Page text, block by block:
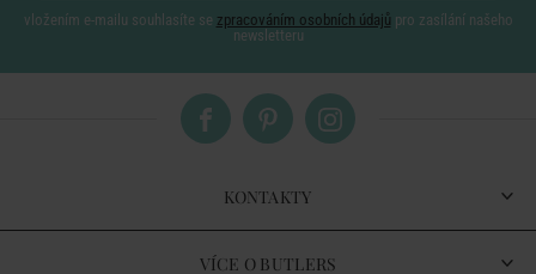
vložením e-mailu souhlasíte se zpracováním osobních údajů pro zasílání našeho
newsletteru
KONTAKTY
VÍCE O BUTLERS